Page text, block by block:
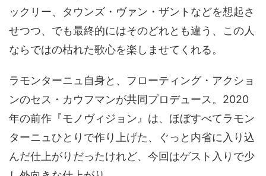
ックリー、タウンズ・ヴァン・ザントなどを想起さ
せつつ、でも最終的にはそのどれとも違う、この人
ならではの枯れた歌心を楽しませてくれる。
ラモンターニュ自身と、フローティング・アクショ
ンのセス・カウフマンが共同プロデュース。2020
年の前作『モノヴィジョン』は、ほぼすべてラモン
ターニュひとりで作り上げた、ぐっと内省に入り込
んだ仕上がりだったけれど、今回はゲスト入りで少